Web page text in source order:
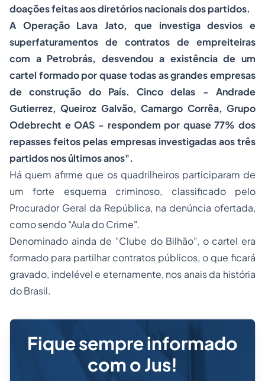
doações feitas aos diretórios nacionais dos partidos.
A Operação Lava Jato, que investiga desvios e
superfaturamentos de contratos de empreiteiras
com a Petrobrás, desvendou a existência de um
cartel formado por quase todas as grandes empresas
de construção do País. Cinco delas - Andrade
Gutierrez, Queiroz Galvão, Camargo Corrêa, Grupo
Odebrecht e OAS - respondem por quase 77% dos
repasses feitos pelas empresas investigadas aos três
partidos nos últimos anos".
Há quem afirme que os quadrilheiros participaram de
um forte esquema criminoso, classificado pelo
Procurador Geral da República, na denúncia ofertada,
como sendo "Aula do Crime".
Denominado ainda de "Clube do Bilhão", o cartel era
formado para partilhar contratos públicos, o que ficará
gravado, indelével e eternamente, nos anais da história
do Brasil.
Fique sempre informado
com o Jus!